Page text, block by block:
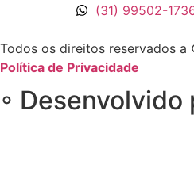
(31) 99502-
Todos os direitos reservados a
Política de Privacidade
◦ Desenvolvido